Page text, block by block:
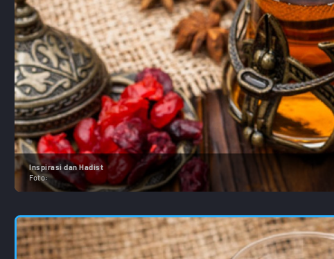
Inspirasi dan Hadist
Foto: